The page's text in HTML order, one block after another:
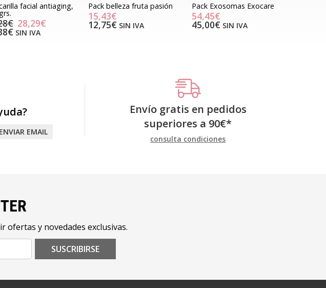
facial antiaging,
28,29€
SIN IVA
Pack belleza fruta pasión
15,43€
12,75€ SIN IVA
Pack Exosomas Exocare
54,45€
45,00€ SIN IVA
ENVIAR EMAIL
Envío gratis en pedidos
superiores a 90€*
consulta condiciones
ofertas y novedades exclusivas.
SUSCRIBIRSE